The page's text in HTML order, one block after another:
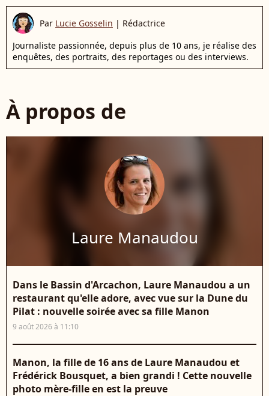
Par Lucie Gosselin | Rédactrice
Journaliste passionnée, depuis plus de 10 ans, je réalise des
enquêtes, des portraits, des reportages ou des interviews.
À propos de
Laure Manaudou
Dans le Bassin d'Arcachon, Laure Manaudou a un
restaurant qu'elle adore, avec vue sur la Dune du
Pilat : nouvelle soirée avec sa fille Manon
9 août 2026 à 11:10
Manon, la fille de 16 ans de Laure Manaudou et
Frédérick Bousquet, a bien grandi ! Cette nouvelle
photo mère-fille en est la preuve